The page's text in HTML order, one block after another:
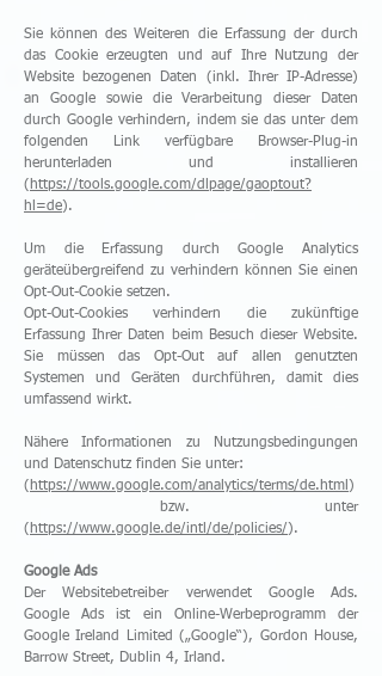
Sie können des Weiteren die Erfassung der durch
das Cookie erzeugten und auf Ihre Nutzung der
Website bezogenen Daten (inkl. Ihrer IP-Adresse)
an Google sowie die Verarbeitung dieser Daten
durch Google verhindern, indem sie das unter dem
folgenden Link verfügbare Browser-Plug-in
herunterladen und installieren
( https://tools.google.com/dlpage/gaoptout?
hl=de).
Um die Erfassung durch Google Analytics
geräteübergreifend zu verhindern können Sie einen
Opt-Out-Cookie setzen.
Opt-Out-Cookies verhindern die zukünftige
Erfassung Ihrer Daten beim Besuch dieser Website.
Sie müssen das Opt-Out auf allen genutzten
Systemen und Geräten durchführen, damit dies
umfassend wirkt.
Nähere Informationen zu Nutzungsbedingungen
und Datenschutz finden Sie unter:
( https://www.google.com/analytics/terms/de.html )
bzw. unter
( https://www.google.de/intl/de/policies/).
Google Ads
Der Websitebetreiber verwendet Google Ads.
Google Ads ist ein Online-Werbeprogramm der
Google Ireland Limited („Google“), Gordon House,
Barrow Street, Dublin 4, Irland.